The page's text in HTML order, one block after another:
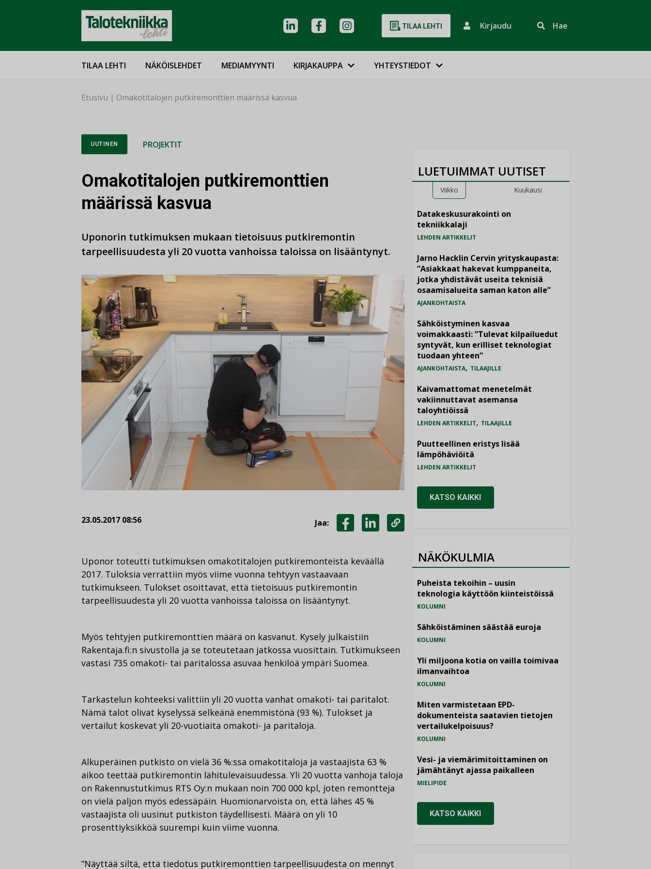
TILAA LEHTI Kirjaudu Hae
TILAA LEHTI NÄKÖISLEHDET MEDIAMYYNTI KIRJAKAUPPA YHTEYSTIEDOT
Etusivu | Omakotitalojen putkiremonttien määrissä kasvua
UUTINEN PROJEKTIT
Omakotitalojen putkiremonttien
määrissä kasvua
Uponorin tutkimuksen mukaan tietoisuus putkiremontin
tarpeellisuudesta yli 20 vuotta vanhoissa taloissa on lisääntynyt.
23.05.2017 08:56 Jaa:
LINKEDINISSÄ
Uponor toteutti tutkimuksen omakotitalojen putkiremonteista keväällä
2017. Tuloksia verrattiin myös viime vuonna tehtyyn vastaavaan
tutkimukseen. Tulokset osoittavat, että tietoisuus putkiremontin
tarpeellisuudesta yli 20 vuotta vanhoissa taloissa on lisääntynyt.
Myös tehtyjen putkiremonttien määrä on kasvanut. Kysely julkaistiin
Rakentaja.fi:n sivustolla ja se toteutetaan jatkossa vuosittain. Tutkimukseen
vastasi 735 omakoti- tai paritalossa asuvaa henkilöä ympäri Suomea.
Tarkastelun kohteeksi valittiin yli 20 vuotta vanhat omakoti- tai paritalot.
Nämä talot olivat kyselyssä selkeänä enemmistönä (93 %). Tulokset ja
vertailut koskevat yli 20-vuotiaita omakoti- ja paritaloja.
Alkuperäinen putkisto on vielä 36 %:ssa omakotitaloja ja vastaajista 63 %
aikoo teettää putkiremontin lähitulevaisuudessa. Yli 20 vuotta vanhoja taloja
on Rakennustutkimus RTS Oy:n mukaan noin 700 000 kpl, joten remontteja
on vielä paljon myös edessäpäin. Huomionarvoista on, että lähes 45 %
vastaajista oli uusinut putkiston täydellisesti. Määrä on yli 10
prosenttiyksikköä suurempi kuin viime vuonna.
”Näyttää siltä, että tiedotus putkiremonttien tarpeellisuudesta on mennyt
LUETUIMMAT UUTISET
Viikko Kuukausi
Datakeskusurakointi on
tekniikkalaji
LEHDEN ARTIKKELIT
Jarno Hacklin Cervin yrityskaupasta:
”Asiakkaat hakevat kumppaneita,
jotka yhdistävät useita teknisiä
osaamisalueita saman katon alle”
AJANKOHTAISTA
Sähköistyminen kasvaa
voimakkaasti: ”Tulevat kilpailuedut
syntyvät, kun erilliset teknologiat
tuodaan yhteen”
AJANKOHTAISTA, TILAAJILLE
Kaivamattomat menetelmät
vakiinnuttavat asemansa
taloyhtiöissä
LEHDEN ARTIKKELIT, TILAAJILLE
Puutteellinen eristys lisää
lämpöhäviöitä
LEHDEN ARTIKKELIT
KATSO KAIKKI
NÄKÖKULMIA
Puheista tekoihin – uusin
teknologia käyttöön kiinteistöissä
KOLUMNI
Sähköistäminen säästää euroja
KOLUMNI
Yli miljoona kotia on vailla toimivaa
ilmanvaihtoa
KOLUMNI
Miten varmistetaan EPD-
dokumenteista saatavien tietojen
vertailukelpoisuus?
KOLUMNI
Vesi- ja viemärimitoittaminen on
jämähtänyt ajassa paikalleen
MIELIPIDE
KATSO KAIKKI